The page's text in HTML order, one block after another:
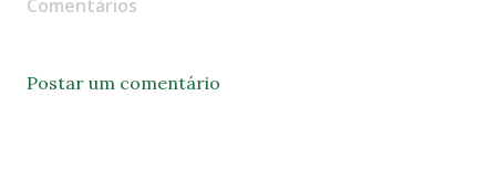
Comentários
Postar um comentário